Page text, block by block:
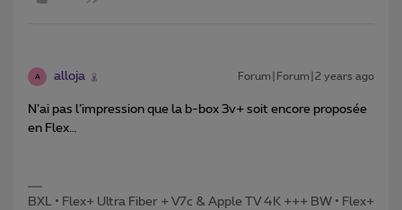
A alloja Forum|Forum|2 years ago
N’ai pas l’impression que la b-box 3v+ soit encore proposée
en Flex…
BXL • Flex+ Ultra Fiber + V7c & Apple TV 4K +++ BW • Flex+